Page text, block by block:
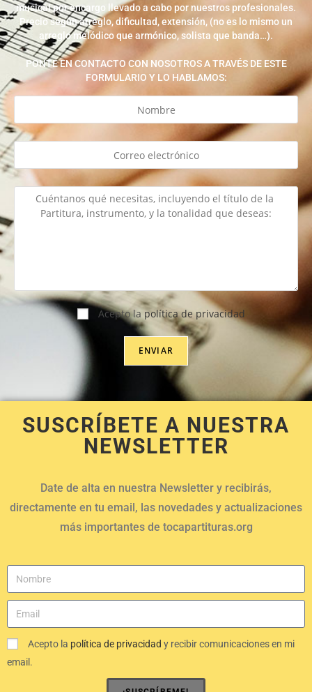
musical por encargo llevado a cabo por nuestros profesionales.
Precio según arreglo, dificultad, extensión, (no es lo mismo un
arreglo melódico que armónico, solista que banda…).
PONTE EN CONTACTO CON NOSOTROS A TRAVÉS DE ESTE
FORMULARIO Y LO HABLAMOS:
Acepto lapolítica de privacidad
SUSCRÍBETE A NUESTRA
NEWSLETTER
Date de alta en nuestra Newsletter y recibirás,
directamente en tu email, las novedades y actualizaciones
más importantes de tocapartituras.org
Acepto la política de privacidad y recibir comunicaciones en mi
email.